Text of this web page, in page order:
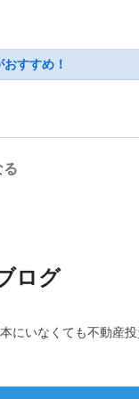
すすめ！
ログ
にいなくても不動産